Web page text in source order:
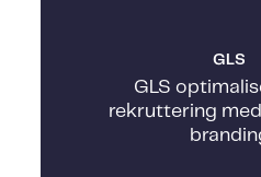
GLS
GLS
rekruttering